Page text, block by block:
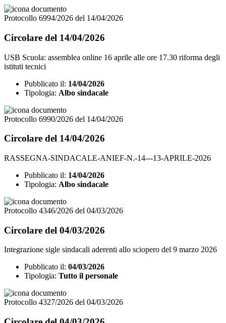
Protocollo 6994/2026 del 14/04/2026
Circolare del 14/04/2026
USB Scuola: assemblea online 16 aprile alle ore 17.30 riforma degli
istituti tecnici
Pubblicato il: 14/04/2026
Tipologia: Albo sindacale
Protocollo 6990/2026 del 14/04/2026
Circolare del 14/04/2026
RASSEGNA-SINDACALE-ANIEF-N.-14---13-APRILE-2026
Pubblicato il: 14/04/2026
Tipologia: Albo sindacale
Protocollo 4346/2026 del 04/03/2026
Circolare del 04/03/2026
Integrazione sigle sindacali aderenti allo sciopero del 9 marzo 2026
Pubblicato il: 04/03/2026
Tipologia: Tutto il personale
Protocollo 4327/2026 del 04/03/2026